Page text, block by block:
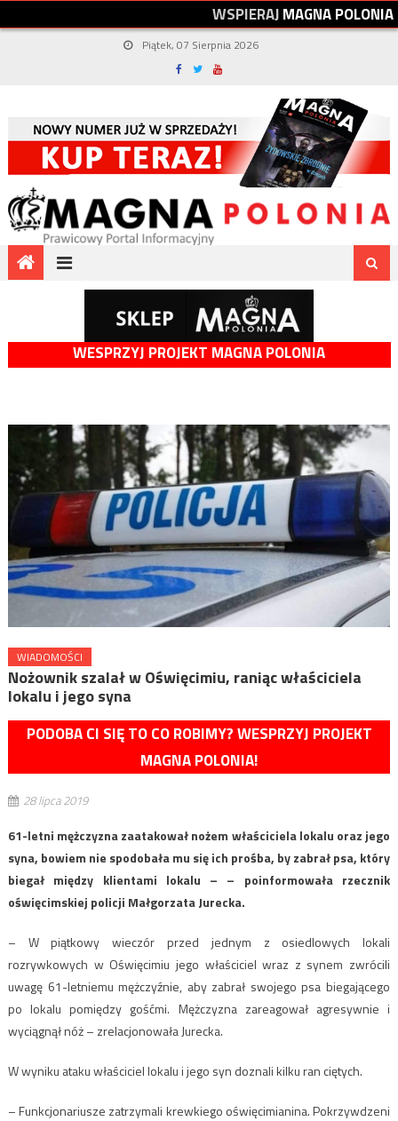
WSPIERAJMAGNAPOLONIA
Piątek, 07 Sierpnia 2026
WESPRZYJ PROJEKT MAGNA POLONIA
WIADOMOŚCI
Nożownik szalał w Oświęcimiu, raniąc właściciela
lokalu i jego syna
PODOBA CI SIĘ TO CO ROBIMY? WESPRZYJ PROJEKT
MAGNA POLONIA!
28 lipca 2019
61-letni mężczyzna zaatakował nożem właściciela lokalu oraz jego
syna, bowiem nie spodobała mu się ich prośba, by zabrał psa, który
biegał między klientami lokalu – – poinformowała rzecznik
oświęcimskiej policji Małgorzata Jurecka.
– W piątkowy wieczór przed jednym z osiedlowych lokali
rozrywkowych w Oświęcimiu jego właściciel wraz z synem zwrócili
uwagę 61-letniemu mężczyźnie, aby zabrał swojego psa biegającego
po lokalu pomiędzy gośćmi. Mężczyzna zareagował agresywnie i
wyciągnął nóż – zrelacjonowała Jurecka.
W wyniku ataku właściciel lokalu i jego syn doznali kilku ran ciętych.
– Funkcjonariusze zatrzymali krewkiego oświęcimianina. Pokrzywdzeni